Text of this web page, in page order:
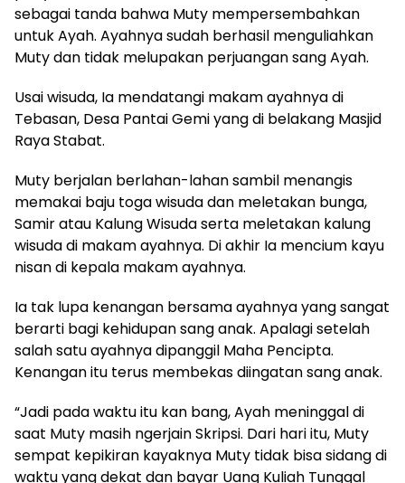
sebagai tanda bahwa Muty mempersembahkan
untuk Ayah. Ayahnya sudah berhasil menguliahkan
Muty dan tidak melupakan perjuangan sang Ayah.
Usai wisuda, Ia mendatangi makam ayahnya di
Tebasan, Desa Pantai Gemi yang di belakang Masjid
Raya Stabat.
Muty berjalan berlahan-lahan sambil menangis
memakai baju toga wisuda dan meletakan bunga,
Samir atau Kalung Wisuda serta meletakan kalung
wisuda di makam ayahnya. Di akhir Ia mencium kayu
nisan di kepala makam ayahnya.
Ia tak lupa kenangan bersama ayahnya yang sangat
berarti bagi kehidupan sang anak. Apalagi setelah
salah satu ayahnya dipanggil Maha Pencipta.
Kenangan itu terus membekas diingatan sang anak.
“Jadi pada waktu itu kan bang, Ayah meninggal di
saat Muty masih ngerjain Skripsi. Dari hari itu, Muty
sempat kepikiran kayaknya Muty tidak bisa sidang di
waktu yang dekat dan bayar Uang Kuliah Tunggal